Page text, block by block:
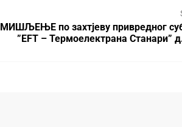
МИШЉЕЊЕ по захтјеву привредног
”ЕFТ – Термоелектрана Станари”